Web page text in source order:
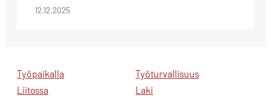
12.12.2025
Työpaikalla
Liitossa
Työturvallisuus
Laki